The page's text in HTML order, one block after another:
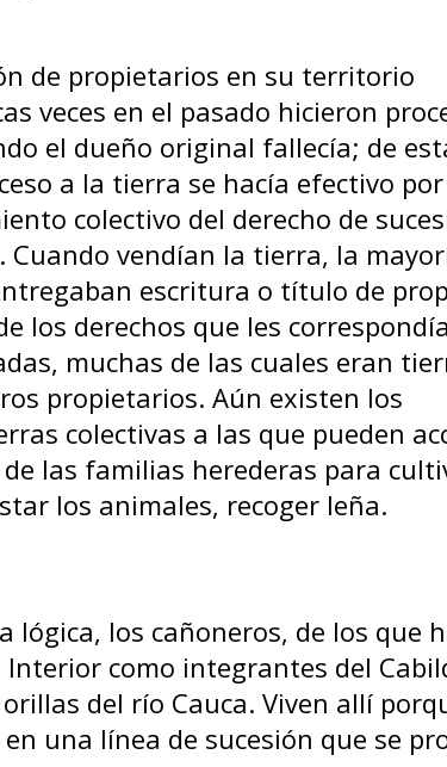
de propietarios en su territorio
veces en el pasado hicieron
el dueño original fallecía; de
a la tierra se hacía efectivo
colectivo del derecho de
Cuando vendían la tierra, la
escritura o título de
los derechos que les
muchas de las cuales eran
propietarios. Aún existen los
colectivas a las que pueden
las familias herederas para
los animales, recoger leña.
lógica, los cañoneros, de los
como integrantes del
del río Cauca. Viven allí
una línea de sucesión que se